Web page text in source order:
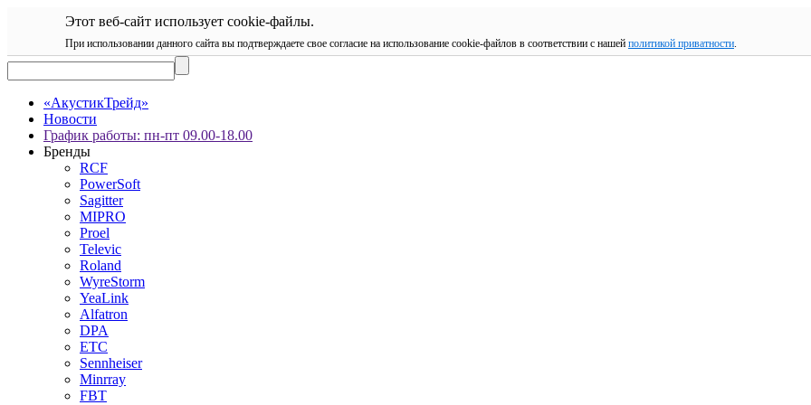
Этот веб-сайт использует cookie-файлы.
При использовании данного сайта вы подтверждаете свое согласие на использование cookie-файлов в соответствии с нашей политикой приватности.
«АкустикТрейд»
Новости
График работы: пн-пт 09.00-18.00
Бренды
RCF
PowerSoft
Sagitter
MIPRO
Proel
Televic
Roland
WyreStorm
YeaLink
Alfatron
DPA
ETC
Sennheiser
Minrray
FBT